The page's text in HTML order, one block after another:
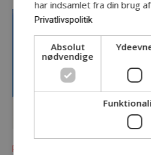
Project
har indsamlet fra din brug
Privatlivspolitik
Absolut
nødvendige